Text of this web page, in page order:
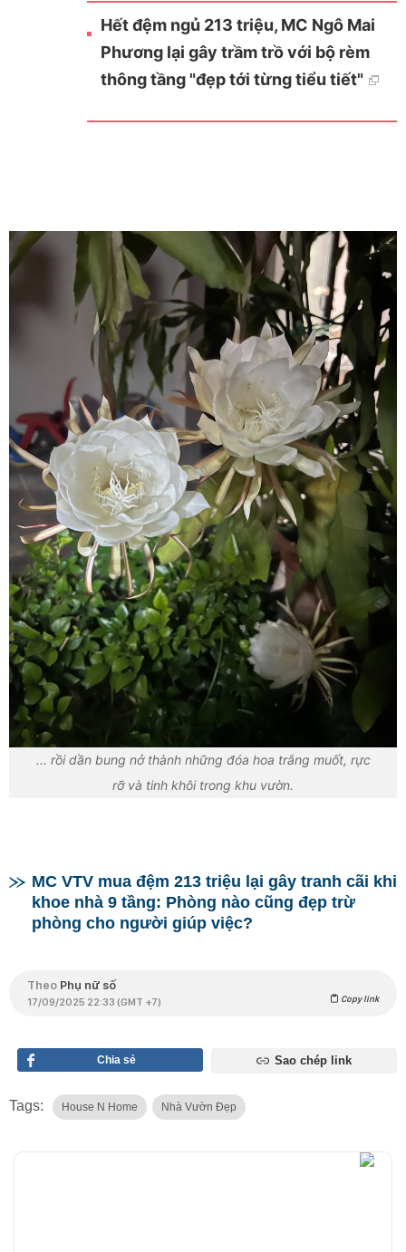
Hết đệm ngủ 213 triệu, MC Ngô Mai
Phương lại gây trầm trồ với bộ rèm
thông tầng "đẹp tới từng tiểu tiết"
... rồi dần bung nở thành những đóa hoa trắng muốt, rực
rỡ và tinh khôi trong khu vườn.
MC VTV mua đệm 213 triệu lại gây tranh cãi khi
khoe nhà 9 tầng: Phòng nào cũng đẹp trừ
phòng cho người giúp việc?
Theo Phụ nữ số
17/09/2025 22:33 (GMT +7) Copy link
Chia sẻ Sao chép link
Tags: House N Home Nhà Vườn Đẹp